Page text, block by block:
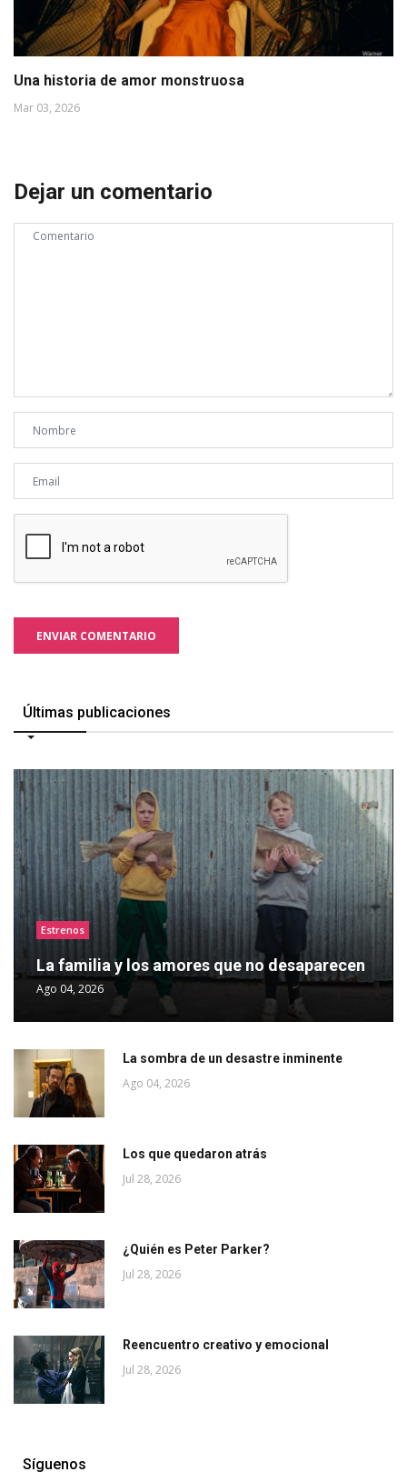
Una historia de amor monstruosa
Mar 03, 2026
Dejar un comentario
ENVIAR COMENTARIO
Últimas publicaciones
Estrenos
La familia y los amores que no desaparecen
Ago 04, 2026
La sombra de un desastre inminente
Ago 04, 2026
Los que quedaron atrás
Jul 28, 2026
¿Quién es Peter Parker?
Jul 28, 2026
Reencuentro creativo y emocional
Jul 28, 2026
Síguenos